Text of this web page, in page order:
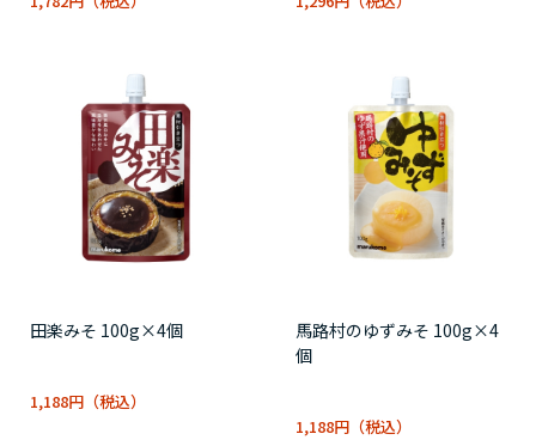
田楽みそ 100g×4個
1,188円
馬路村のゆずみそ 100g×4
個
1,188円